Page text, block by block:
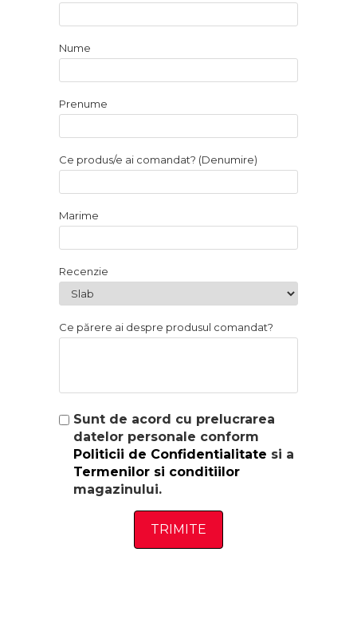
Nume
Prenume
Ce produs/e ai comandat? (Denumire)
Marime
Recenzie
Ce părere ai despre produsul comandat?
Sunt de acord cu prelucrarea
datelor personale conform
Politicii de Confidentialitate si a
Termenilor si conditiilor
magazinului.
TRIMITE